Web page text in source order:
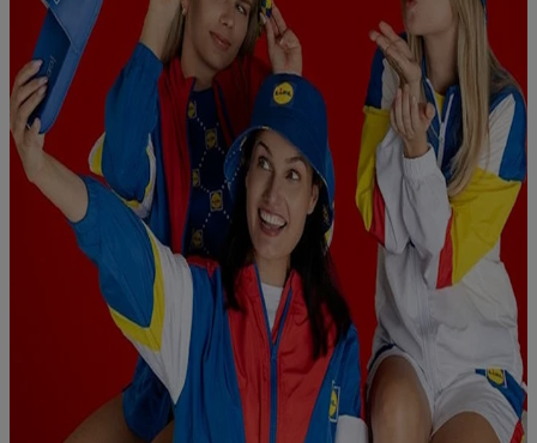
un panier d’un webshop mais sans procéder à l’achat) peuvent
également être affichées sur plusieurs apppareils et plusieurs
services de Lidl si plusieurs terminaux ou plusieurs services de
Lidl peuvent vous être attribués en utilisant votre adresse e-
mail hachée et, le cas échéant, d’autres identifiants/identifiants
dont dispose Criteo S.A.
Sous « Personnaliser », vous pouvez autoriser des finalités
individuelles et trouver de plus amples informations sur le
traitement des données.
En cliquant sur « Refuser », vous pouvez autoriser uniquement
l’utilisation des technologies nécessaires. En cliquant sur «
Accepter », vous autorisez tous les traitements pour toutes les
finalités susmentionnées. Vous trouverez de plus amples
informations sur la durée de conservation des données et votre
droit de révoquer votre consentement à tout moment avec effet